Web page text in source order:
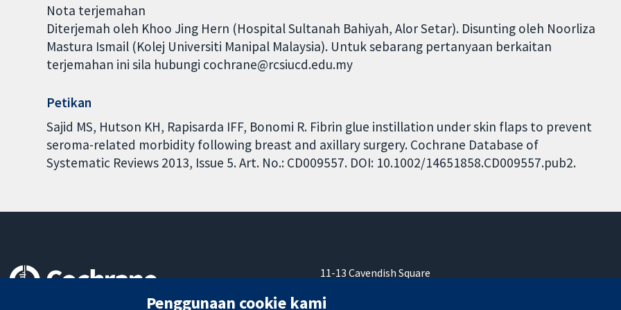
Nota terjemahan
Diterjemah oleh Khoo Jing Hern (Hospital Sultanah Bahiyah, Alor Setar). Disunting oleh Noorliza
Mastura Ismail (Kolej Universiti Manipal Malaysia). Untuk sebarang pertanyaan berkaitan
terjemahan ini sila hubungi cochrane@rcsiucd.edu.my
Petikan
Sajid MS, Hutson KH, Rapisarda IFF, Bonomi R. Fibrin glue instillation under skin flaps to prevent
seroma-related morbidity following breast and axillary surgery. Cochrane Database of
Systematic Reviews 2013, Issue 5. Art. No.: CD009557. DOI: 10.1002/14651858.CD009557.pub2.
11-13 Cavendish Square
W1G 0AN
Penggunaan cookie kami